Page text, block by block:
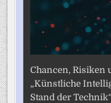
Chancen, Risiken
„Künstliche
Stand der